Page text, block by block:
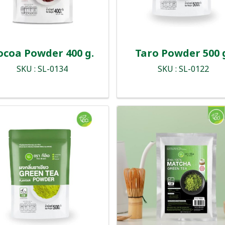
Powder 400 g.
SKU : SL-0134
Taro Powder 500
SKU : SL-0122